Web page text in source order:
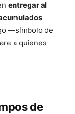
entregar al
—símbolo de
a quienes
de